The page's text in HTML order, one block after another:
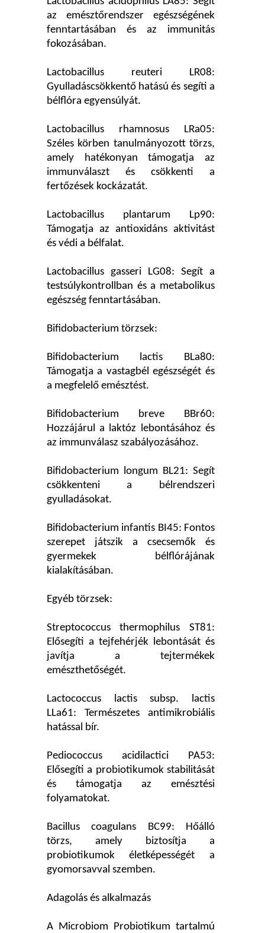
az emésztőrendszer egészségének
fenntartásában és az immunitás
fokozásában.
Lactobacillus reuteri LR08:
Gyulladáscsökkentő hatású és segíti a
bélflóra egyensúlyát.
Lactobacillus rhamnosus LRa05:
Széles körben tanulmányozott törzs,
amely hatékonyan támogatja az
immunválaszt és csökkenti a
fertőzések kockázatát.
Lactobacillus plantarum Lp90:
Támogatja az antioxidáns aktivitást
és védi a bélfalat.
Lactobacillus gasseri LG08: Segít a
testsúlykontrollban és a metabolikus
egészség fenntartásában.
Bifidobacterium törzsek:
Bifidobacterium lactis BLa80:
Támogatja a vastagbél egészségét és
a megfelelő emésztést.
Bifidobacterium breve BBr60:
Hozzájárul a laktóz lebontásához és
az immunválasz szabályozásához.
Bifidobacterium longum BL21: Segít
csökkenteni a bélrendszeri
gyulladásokat.
Bifidobacterium infantis BI45: Fontos
szerepet játszik a csecsemők és
gyermekek bélflórájának
kialakításában.
Egyéb törzsek:
Streptococcus thermophilus ST81:
Elősegíti a tejfehérjék lebontását és
javítja a tejtermékek
emészthetőségét.
Lactococcus lactis subsp. lactis
LLa61: Természetes antimikrobiális
hatással bír.
Pediococcus acidilactici PA53:
Elősegíti a probiotikumok stabilitását
és támogatja az emésztési
folyamatokat.
Bacillus coagulans BC99: Hőálló
törzs, amely biztosítja a
probiotikumok életképességét a
gyomorsavval szemben.
Adagolás és alkalmazás
A Microbiom Probiotikum tartalmú